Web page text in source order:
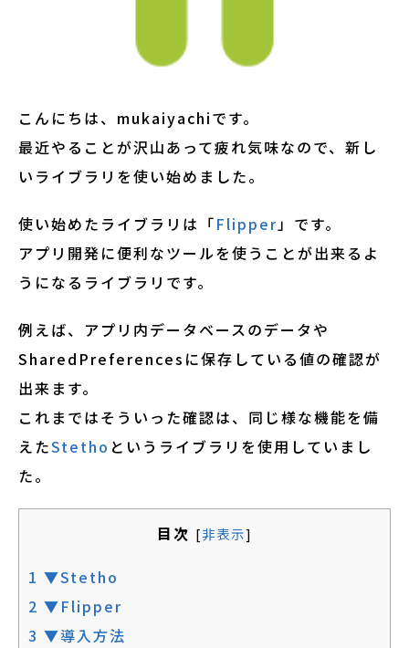
こんにちは、mukaiyachiです。
最近やることが沢山あって疲れ気味なので、新し
いライブラリを使い始めました。
使い始めたライブラリは「Flipper」です。
アプリ開発に便利なツールを使うことが出来るよ
うになるライブラリです。
例えば、アプリ内データベースのデータや
SharedPreferencesに保存している値の確認が
出来ます。
これまではそういった確認は、同じ様な機能を備
えたStetho というライブラリを使用していまし
た。
目次 [非表示]
1 ▼Stetho
2 ▼Flipper
3 ▼導入方法